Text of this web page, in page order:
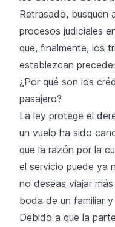
Retrasado, busquen
procesos judiciales
que, finalmente, los
establezcan
¿Por qué son los
pasajero?
La ley protege el
un vuelo ha sido
que la razón por la
el servicio puede ya
no deseas viajar
boda de un familiar
Debido a que la